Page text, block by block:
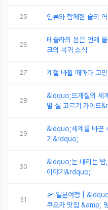
25 인류와 함께한 술의
26
테슬라의 봄은 언제
크의 복귀 소식
27 계절 바뀔 때마다 고
28
&ldquo;뜨개질의 세
별 실 고르기 가이드
29
&ldquo;세계를 바꾼
기&rdquo;
30
&ldquo;눈 내리는 밤
이야기&rdquo;
31
🛫 일본여행 |
쿠오카 맛집 &amp;